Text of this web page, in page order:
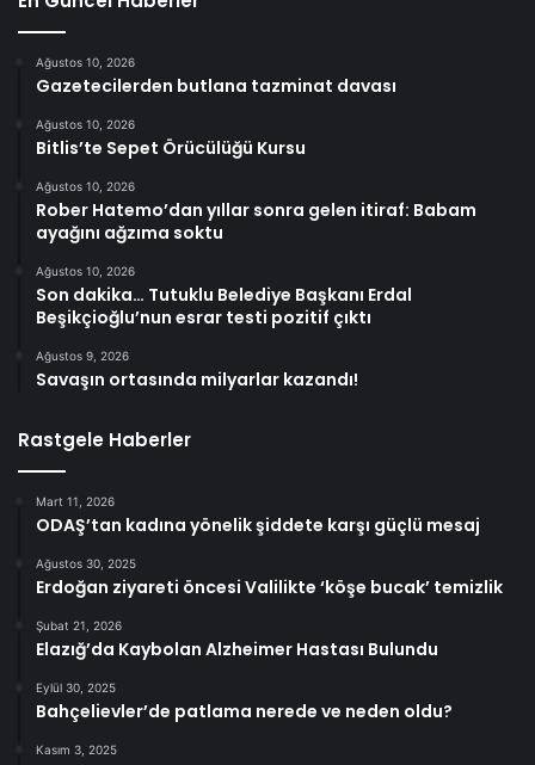
Ağustos 10, 2026
Gazetecilerden butlana tazminat davası
Ağustos 10, 2026
Bitlis’te Sepet Örücülüğü Kursu
Ağustos 10, 2026
Rober Hatemo’dan yıllar sonra gelen itiraf: Babam
ayağını ağzıma soktu
Ağustos 10, 2026
Son dakika… Tutuklu Belediye Başkanı Erdal
Beşikçioğlu’nun esrar testi pozitif çıktı
Ağustos 9, 2026
Savaşın ortasında milyarlar kazandı!
Rastgele Haberler
Mart 11, 2026
ODAŞ’tan kadına yönelik şiddete karşı güçlü mesaj
Ağustos 30, 2025
Erdoğan ziyareti öncesi Valilikte ‘köşe bucak’ temizlik
Şubat 21, 2026
Elazığ’da Kaybolan Alzheimer Hastası Bulundu
Eylül 30, 2025
Bahçelievler’de patlama nerede ve neden oldu?
Kasım 3, 2025